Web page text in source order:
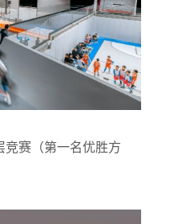
赛（第一名优胜方